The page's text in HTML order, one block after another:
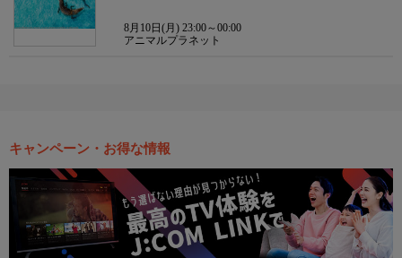
8月10日(月) 23:00～00:00
アニマルプラネット
キャンペーン・お得な情報